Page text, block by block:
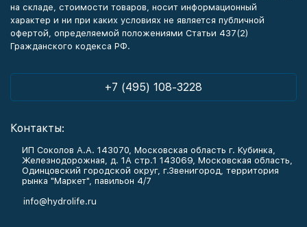
на складе, стоимости товаров, носит информационный
характер и ни при каких условиях не является публичной
офертой, определяемой положениями Статьи 437(2)
Гражданского кодекса РФ.
+7 (495) 108-3228
Контакты:
ИП Соколов А.А. 143070, Московская область г. Кубинка,
Железнодорожная, д. 1А стр.1 143069, Московская область,
Одинцовский городской округ, г.Звенигород, территория
рынка "Маркет", павильон 4/7
info@hydrolife.ru